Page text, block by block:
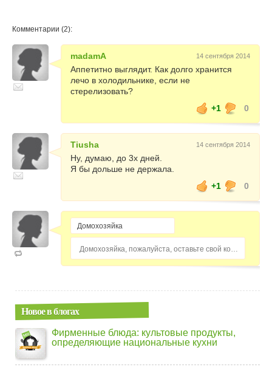
Комментарии (2):
madamA 14 сентября 2014
Аппетитно выглядит. Как долго хранится
лечо в холодильнике, если не
стерелизовать?
+1
0
Tiusha 14 сентября 2014
Ну, думаю, до 3х дней.
Я бы дольше не держала.
+1
0
Домохозяйка, пожалуйста, оставьте свой комментарий...
Новое в блогах
Фирменные блюда: культовые продукты,
определяющие национальные кухни